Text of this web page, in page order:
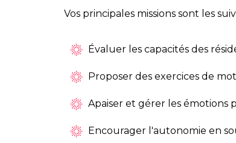
Vos principales missions sont les
Évaluer les capacités des
Proposer des exercices de
Apaiser et gérer les émotions
Encourager l'autonomie en